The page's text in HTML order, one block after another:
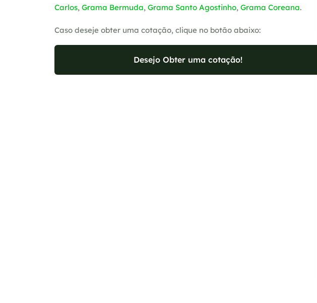
Carlos, Grama Bermuda, Grama Santo Agostinho, Grama Coreana.
Caso deseje obter uma cotação, clique no botão abaixo:
Desejo Obter uma cotação!